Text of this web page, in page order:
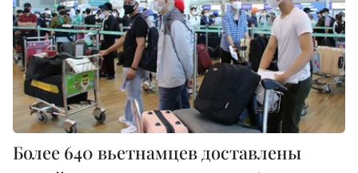
Более 640 вьетнамцев доставлены